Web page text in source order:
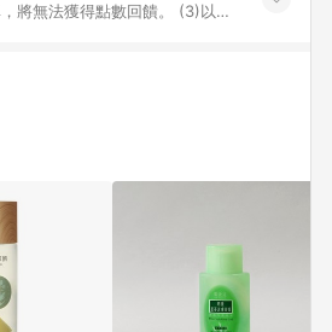
將無法獲得點數回饋。​ (3)以下
頁面查詢，請依LINE購物網站